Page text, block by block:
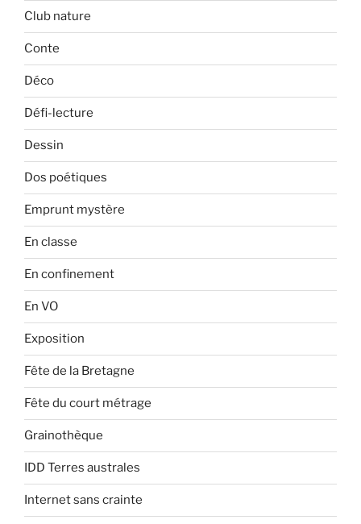
Club nature
Conte
Déco
Défi-lecture
Dessin
Dos poétiques
Emprunt mystère
En classe
En confinement
En VO
Exposition
Fête de la Bretagne
Fête du court métrage
Grainothèque
IDD Terres australes
Internet sans crainte